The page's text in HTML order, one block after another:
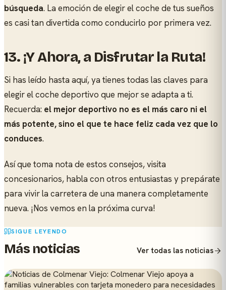
búsqueda. La emoción de elegir el coche de tus sueños
es casi tan divertida como conducirlo por primera vez.
13. ¡Y Ahora, a Disfrutar la Ruta!
Si has leído hasta aquí, ya tienes todas las claves para
elegir el coche deportivo que mejor se adapta a ti.
Recuerda: el mejor deportivo no es el más caro ni el
más potente, sino el que te hace feliz cada vez que lo
conduces.
Así que toma nota de estos consejos, visita
concesionarios, habla con otros entusiastas y prepárate
para vivir la carretera de una manera completamente
nueva. ¡Nos vemos en la próxima curva!
SIGUE LEYENDO
Más noticias Ver todas las noticias